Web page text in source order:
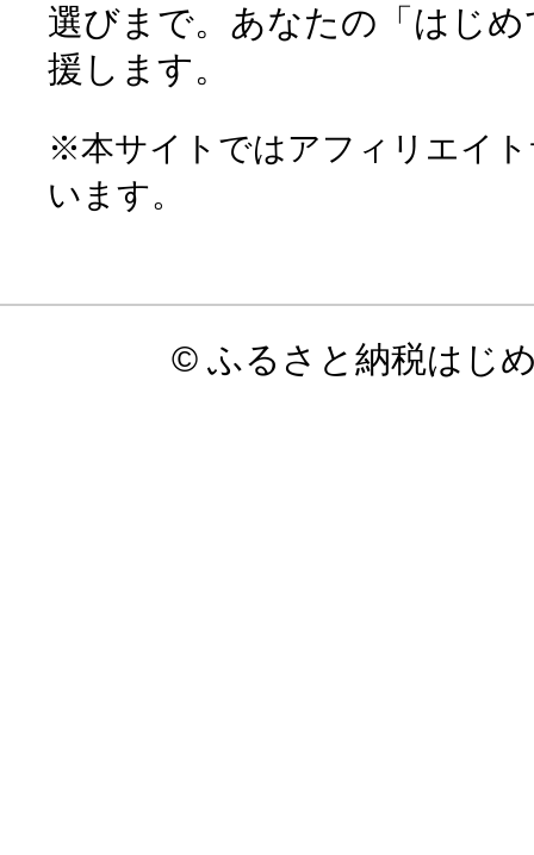
選びまで。あなたの「はじ
援します。
※本サイトではアフィリエイ
います。
© ふるさと納税はじ